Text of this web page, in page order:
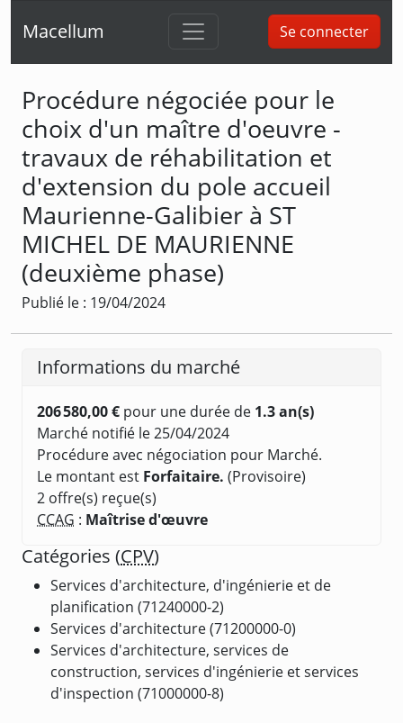
Macellum Se connecter
Procédure négociée pour le
choix d'un maître d'oeuvre -
travaux de réhabilitation et
d'extension du pole accueil
Maurienne-Galibier à ST
MICHEL DE MAURIENNE
(deuxième phase)
Publié le : 19/04/2024
Informations du marché
206 580,00 € pour une durée de 1.3 an(s)
Marché notifié le 25/04/2024
Procédure avec négociation pour Marché.
Le montant est Forfaitaire. (Provisoire)
2 offre(s) reçue(s)
CCAG : Maîtrise d'œuvre
Catégories (CPV)
Services d'architecture, d'ingénierie et de
planification (71240000-2)
Services d'architecture (71200000-0)
Services d'architecture, services de
construction, services d'ingénierie et services
d'inspection (71000000-8)